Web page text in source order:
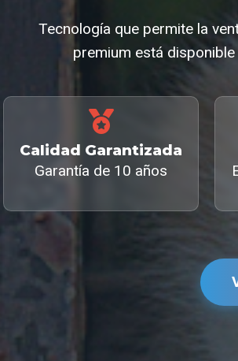
Tecnología que permite la
premium está
Calidad Garantizada
Garantía de 10 años